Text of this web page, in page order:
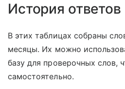
История ответов
В этих таблицах собраны
месяцы. Их можно
базу для проверочных слов,
самостоятельно.